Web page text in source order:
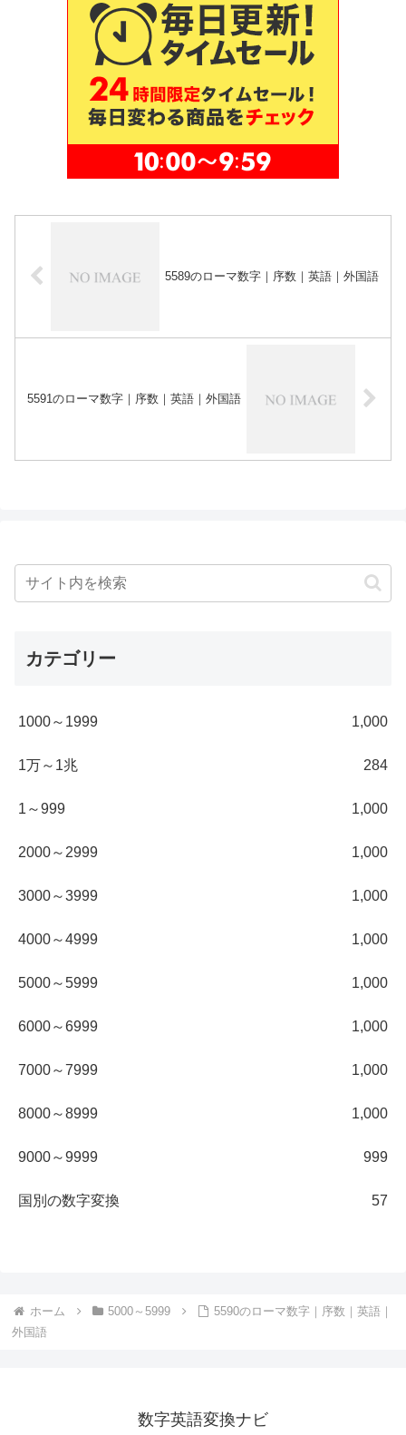
5589のローマ数字｜序数｜英語｜外国語
5591のローマ数字｜序数｜英語｜外国語
カテゴリー
1000～1999 1,000
1万～1兆 284
1～999 1,000
2000～2999 1,000
3000～3999 1,000
4000～4999 1,000
5000～5999 1,000
6000～6999 1,000
7000～7999 1,000
8000～8999 1,000
9000～9999 999
国別の数字変換 57
ホーム 5000～5999
5590のローマ数字｜序数｜英語｜
外国語
数字英語変換ナビ